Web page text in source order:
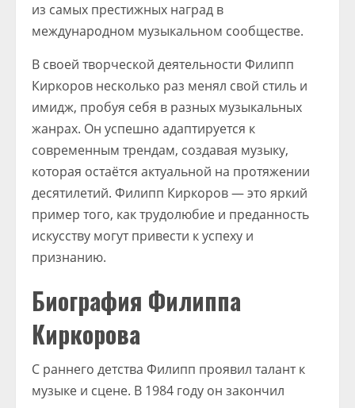
из самых престижных наград в
международном музыкальном сообществе.
В своей творческой деятельности Филипп
Киркоров несколько раз менял свой стиль и
имидж, пробуя себя в разных музыкальных
жанрах. Он успешно адаптируется к
современным трендам, создавая музыку,
которая остаётся актуальной на протяжении
десятилетий. Филипп Киркоров — это яркий
пример того, как трудолюбие и преданность
искусству могут привести к успеху и
признанию.
Биография Филиппа
Киркорова
С раннего детства Филипп проявил талант к
музыке и сцене. В 1984 году он закончил